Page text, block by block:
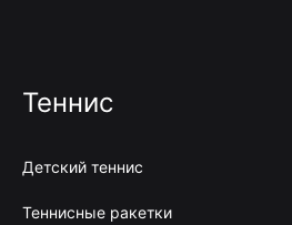
Теннис
Детский теннис
Теннисные ракетки